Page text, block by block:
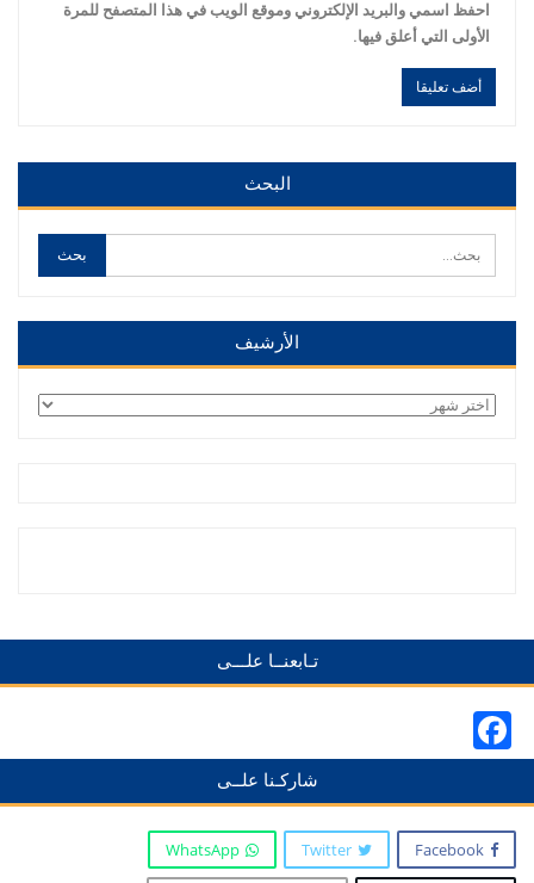
احفظ اسمي والبريد الإلكتروني وموقع الويب في هذا المتصفح للمرة
الأولى التي أعلق فيها.
البحث
الأرشيف
الأرشيف
تـابعنــا علـــى
شاركـنا علــى
Facebook
Twitter
WhatsApp